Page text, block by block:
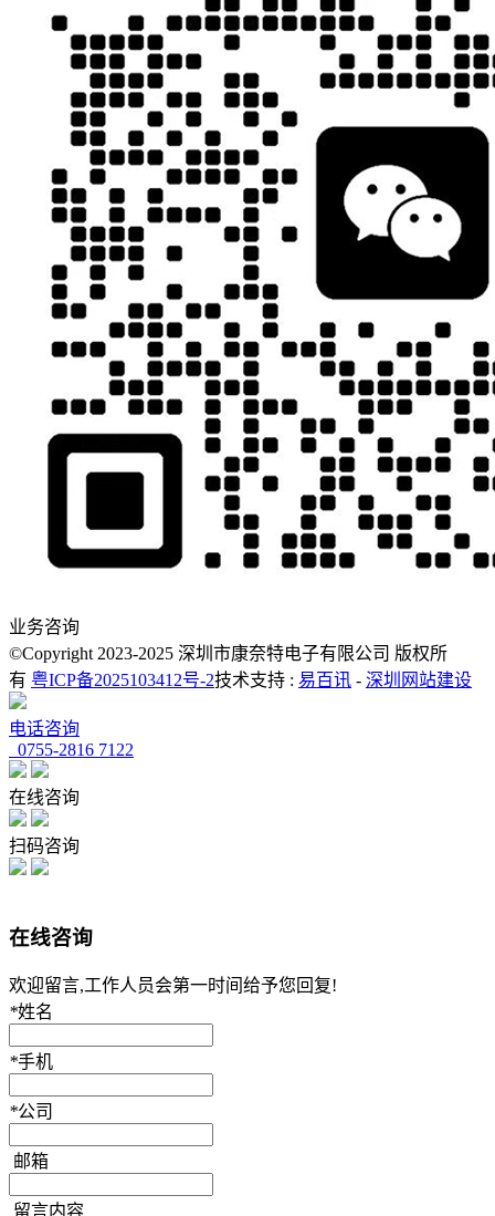
业务咨询
©Copyright 2023-2025 深圳市康奈特电子有限公司 版权所
有 粤ICP备2025103412号-2技术支持 : 易百讯 - 深圳网站建设
电话咨询
0755-2816 7122
在线咨询
扫码咨询
在线咨询
欢迎留言,工作人员会第一时间给予您回复!
*姓名
*手机
*公司
邮箱
留言内容